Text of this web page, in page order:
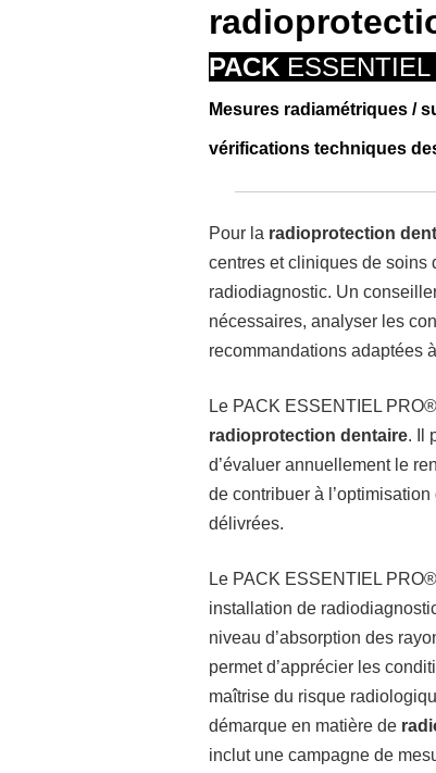
PACK
Mesures radiamétriques /
vérifications techniques
Pour la radioprotection
centres et cliniques de soins
radiodiagnostic. Un
nécessaires, analyser les
recommandations adaptées
Le PACK ESSENTIEL
radioprotection dentaire. Il
d’évaluer annuellement le
de contribuer à
délivrées.
Le PACK ESSENTIEL
installation de
niveau d’absorption des
permet d’apprécier les
maîtrise du risque
démarque en matière de
inclut une campagne de